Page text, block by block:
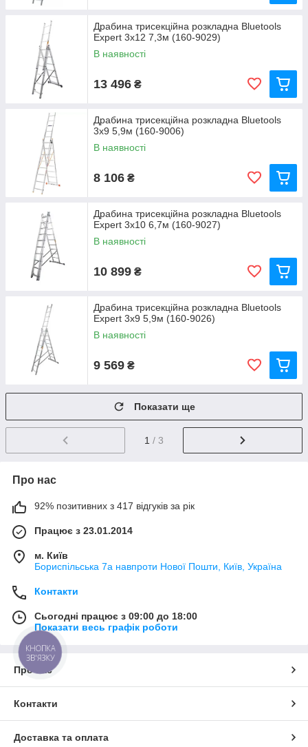
Драбина трисекційна розкладна Bluetools
Expert 3x12 7,3м (160-9029)
В наявності
13 496 ₴
Драбина трисекційна розкладна Bluetools
3x9 5,9м (160-9006)
В наявності
8 106 ₴
Драбина трисекційна розкладна Bluetools
Expert 3x10 6,7м (160-9027)
В наявності
10 899 ₴
Драбина трисекційна розкладна Bluetools
Expert 3x9 5,9м (160-9026)
В наявності
9 569 ₴
Показати ще
1 / 3
Про нас
92% позитивних з 417 відгуків за рік
Працює з 23.01.2014
м. Київ
Бориспільська 7а навпроти Нової Пошти, Київ, Україна
Контакти
Сьогодні працює з 09:00 до 18:00
Показати весь графік роботи
Про нас
Контакти
Доставка та оплата
КНОПКА
ЗВ'ЯЗКУ